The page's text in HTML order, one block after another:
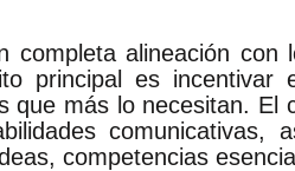
completa alineación
principal es
que más lo necesitan.
competencias